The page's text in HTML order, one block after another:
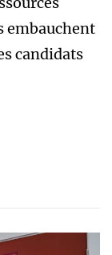
embauchent
candidats